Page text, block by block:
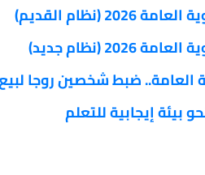
(نظام القديم)
(نظام جديد)
العامة.. ضبط شخصين روجا
بيئة إيجابية للتعلم